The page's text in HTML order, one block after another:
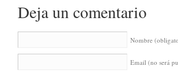
Deja un comentario
Nombre
Email (no será